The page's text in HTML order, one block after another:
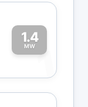
1.4
MW1